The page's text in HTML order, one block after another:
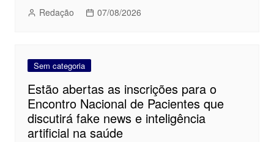
Redação 07/08/2026
Sem categoria
Estão abertas as inscrições para o
Encontro Nacional de Pacientes que
discutirá fake news e inteligência
artificial na saúde